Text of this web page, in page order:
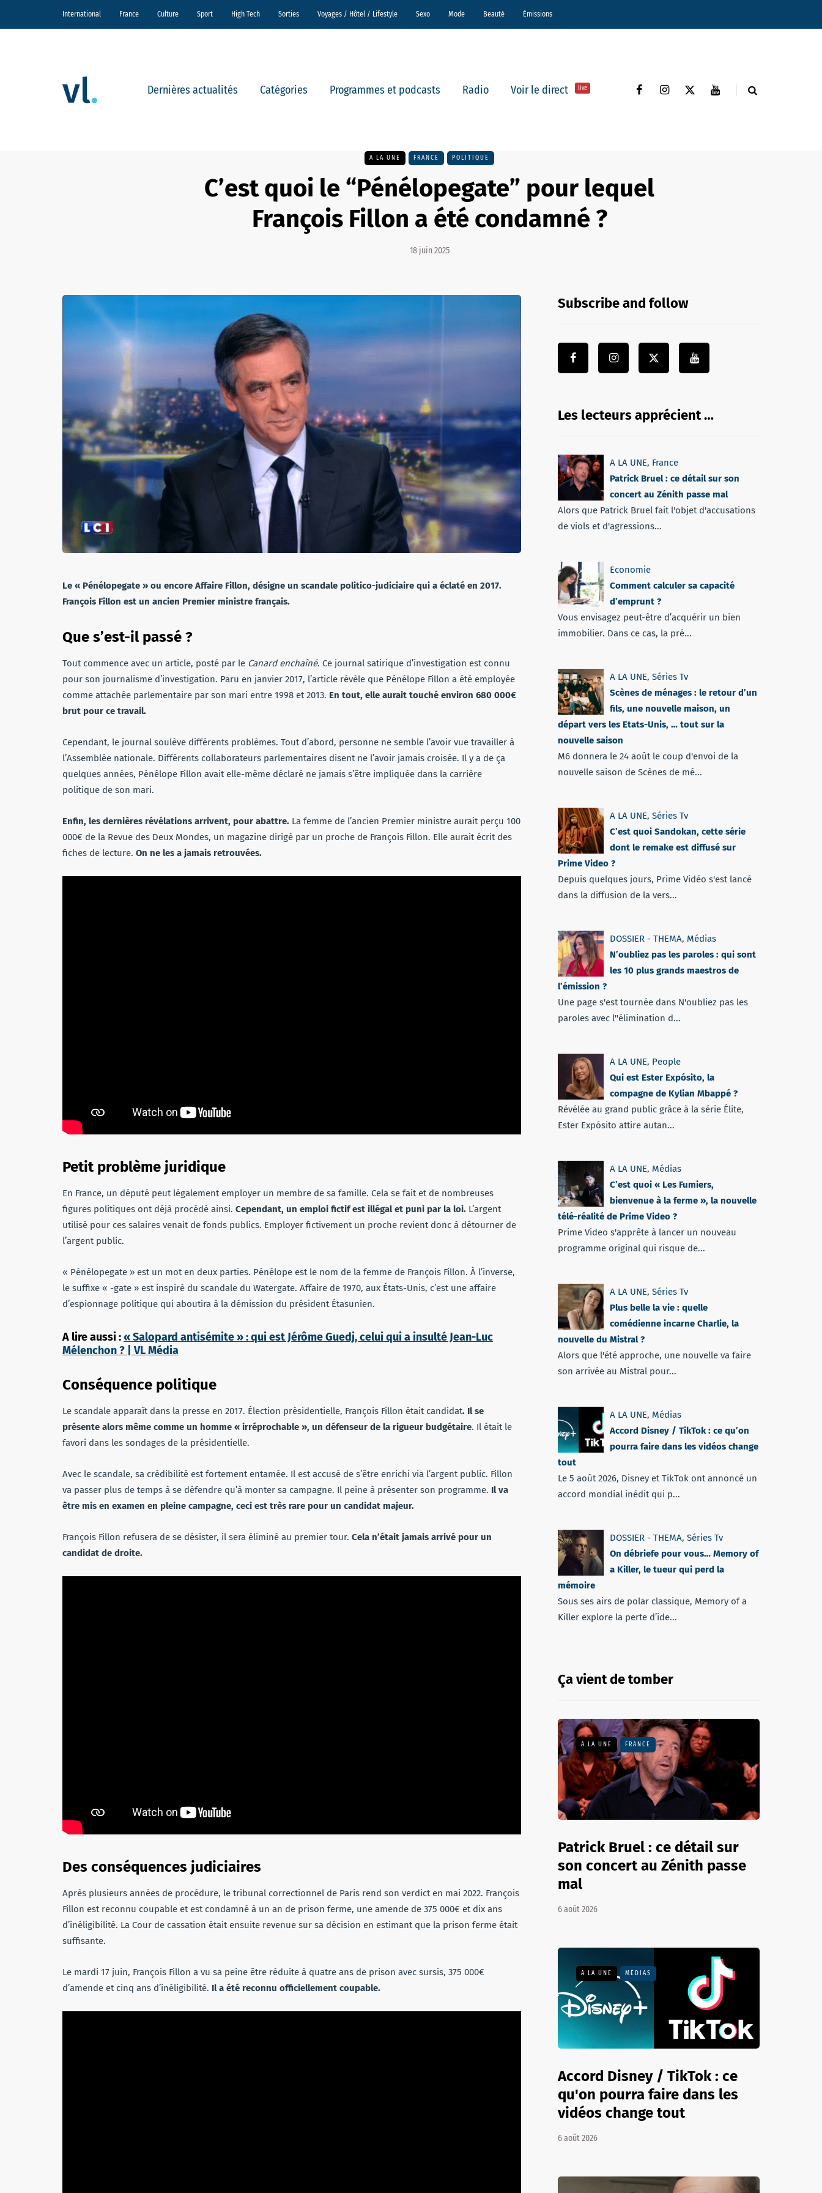
International France Culture Sport High Tech Sorties Voyages / Hôtel / Lifestyle Sexo Mode Beauté Émissions
Dernières actualités Catégories Programmes et podcasts Radio Voir le direct live
A LA UNE FRANCE POLITIQUE
C’est quoi le “Pénélopegate” pour lequel
François Fillon a été condamné ?
18 juin 2025
Le « Pénélopegate » ou encore Affaire Fillon, désigne un scandale politico-judiciaire qui a éclaté en 2017.
François Fillon est un ancien Premier ministre français.
Que s’est-il passé ?
Tout commence avec un article, posté par le Canard enchaîné. Ce journal satirique d’investigation est connu
pour son journalisme d’investigation. Paru en janvier 2017, l’article révèle que Pénélope Fillon a été employée
comme attachée parlementaire par son mari entre 1998 et 2013. En tout, elle aurait touché environ 680 000€
brut pour ce travail.
Cependant, le journal soulève différents problèmes. Tout d’abord, personne ne semble l’avoir vue travailler à
l’Assemblée nationale. Différents collaborateurs parlementaires disent ne l’avoir jamais croisée. Il y a de ça
quelques années, Pénélope Fillon avait elle-même déclaré ne jamais s’être impliquée dans la carrière
politique de son mari.
Enfin, les dernières révélations arrivent, pour abattre. La femme de l’ancien Premier ministre aurait perçu 100
000€ de la Revue des Deux Mondes, un magazine dirigé par un proche de François Fillon. Elle aurait écrit des
fiches de lecture. On ne les a jamais retrouvées.
Petit problème juridique
En France, un député peut légalement employer un membre de sa famille. Cela se fait et de nombreuses
figures politiques ont déjà procédé ainsi. Cependant, un emploi fictif est illégal et puni par la loi. L’argent
utilisé pour ces salaires venait de fonds publics. Employer fictivement un proche revient donc à détourner de
l’argent public.
« Pénélopegate » est un mot en deux parties. Pénélope est le nom de la femme de François Fillon. À l’inverse,
le suffixe « -gate » est inspiré du scandale du Watergate. Affaire de 1970, aux États-Unis, c’est une affaire
d’espionnage politique qui aboutira à la démission du président Étasunien.
A lire aussi :« Salopard antisémite » : qui est Jérôme Guedj, celui qui a insulté Jean-Luc
Mélenchon ? | VL Média
Conséquence politique
Le scandale apparaît dans la presse en 2017. Élection présidentielle, François Fillon était candidat. Il se
présente alors même comme un homme « irréprochable », un défenseur de la rigueur budgétaire. Il était le
favori dans les sondages de la présidentielle.
Avec le scandale, sa crédibilité est fortement entamée. Il est accusé de s’être enrichi via l’argent public. Fillon
va passer plus de temps à se défendre qu’à monter sa campagne. Il peine à présenter son programme. Il va
être mis en examen en pleine campagne, ceci est très rare pour un candidat majeur.
François Fillon refusera de se désister, il sera éliminé au premier tour. Cela n’était jamais arrivé pour un
candidat de droite.
Des conséquences judiciaires
Après plusieurs années de procédure, le tribunal correctionnel de Paris rend son verdict en mai 2022. François
Fillon est reconnu coupable et est condamné à un an de prison ferme, une amende de 375 000€ et dix ans
d’inéligibilité. La Cour de cassation était ensuite revenue sur sa décision en estimant que la prison ferme était
suffisante.
Le mardi 17 juin, François Fillon a vu sa peine être réduite à quatre ans de prison avec sursis, 375 000€
d’amende et cinq ans d’inéligibilité. Il a été reconnu officiellement coupable.
Subscribe and follow
Les lecteurs apprécient …
A LA UNE, France
Patrick Bruel : ce détail sur son
concert au Zénith passe mal
Alors que Patrick Bruel fait l'objet d'accusations
de viols et d'agressions...
Economie
Comment calculer sa capacité
d’emprunt ?
Vous envisagez peut-être d’acquérir un bien
immobilier. Dans ce cas, la pré...
A LA UNE, Séries Tv
Scènes de ménages : le retour d’un
fils, une nouvelle maison, un
départ vers les Etats-Unis, … tout sur la
nouvelle saison
M6 donnera le 24 août le coup d'envoi de la
nouvelle saison de Scènes de mé...
A LA UNE, Séries Tv
C’est quoi Sandokan, cette série
dont le remake est diffusé sur
Prime Video ?
Depuis quelques jours, Prime Vidéo s'est lancé
dans la diffusion de la vers...
DOSSIER - THEMA, Médias
N’oubliez pas les paroles : qui sont
les 10 plus grands maestros de
l’émission ?
Une page s'est tournée dans N'oubliez pas les
paroles avec l''élimination d...
A LA UNE, People
Qui est Ester Expósito, la
compagne de Kylian Mbappé ?
Révélée au grand public grâce à la série Élite,
Ester Expósito attire autan...
A LA UNE, Médias
C’est quoi « Les Fumiers,
bienvenue à la ferme », la nouvelle
télé-réalité de Prime Video ?
Prime Video s'apprête à lancer un nouveau
programme original qui risque de...
A LA UNE, Séries Tv
Plus belle la vie : quelle
comédienne incarne Charlie, la
nouvelle du Mistral ?
Alors que l'été approche, une nouvelle va faire
son arrivée au Mistral pour...
A LA UNE, Médias
Accord Disney / TikTok : ce qu’on
pourra faire dans les vidéos change
tout
Le 5 août 2026, Disney et TikTok ont annoncé un
accord mondial inédit qui p...
DOSSIER - THEMA, Séries Tv
On débriefe pour vous… Memory of
a Killer, le tueur qui perd la
mémoire
Sous ses airs de polar classique, Memory of a
Killer explore la perte d’ide...
Ça vient de tomber
A LA UNE FRANCE
Patrick Bruel : ce détail sur
son concert au Zénith passe
mal
6 août 2026
A LA UNE MÉDIAS
Accord Disney / TikTok : ce
qu'on pourra faire dans les
vidéos change tout
6 août 2026